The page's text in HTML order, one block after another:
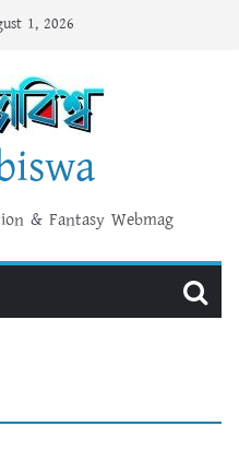
1, 2026
& Fantasy Webmag